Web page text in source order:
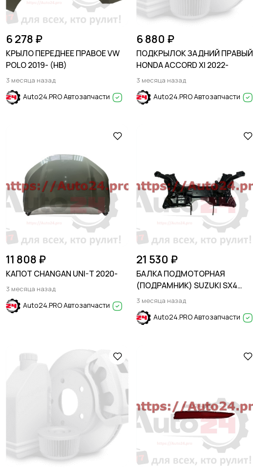
6 278 ₽
КРЫЛО ПЕРЕДНЕЕ ПРАВОЕ VW
POLO 2019- (HB)
3 месяца назад
Auto24.PRO Автозапчасти
6 880 ₽
ПОДКРЫЛОК ЗАДНИЙ ПРАВЫЙ
HONDA ACCORD XI 2022-
3 месяца назад
Auto24.PRO Автозапчасти
11 808 ₽
КАПОТ CHANGAN UNI-T 2020-
3 месяца назад
Auto24.PRO Автозапчасти
21 530 ₽
БАЛКА ПОДМОТОРНАЯ
(ПОДРАМНИК) SUZUKI SX4
2005-2013
3 месяца назад
Auto24.PRO Автозапчасти